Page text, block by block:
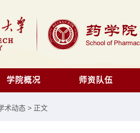
学院概况 师资队伍
术动态 > 正文